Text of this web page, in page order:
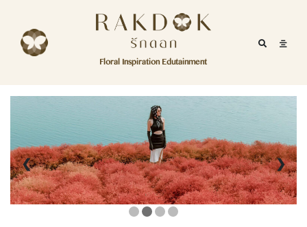
RakDok (รักดอก)
Floral Inspiration Edutainment
Mobile
❮ ❯
RakDok
Menu
EDUTAINMENT
RAKDOK
MARKET